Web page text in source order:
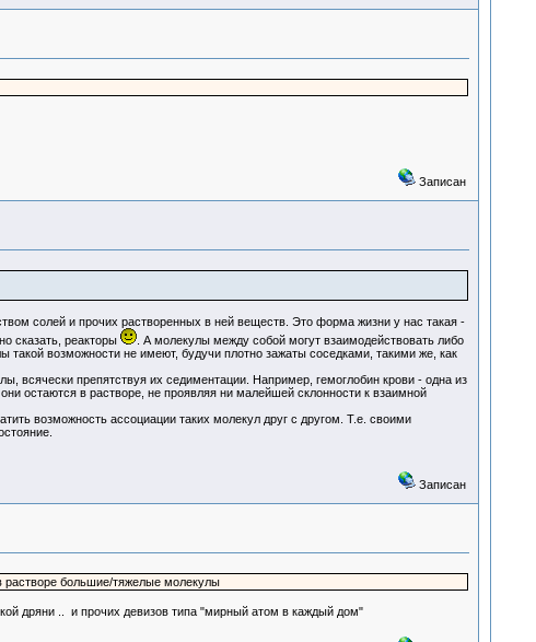
Записан
солей и прочих растворенных в ней веществ. Это форма жизни у нас такая -
сказать, реакторы
. А молекулы между собой могут взаимодействовать либо
такой возможности не имеют, будучи плотно зажаты соседками, такими же, как
препятствуя их седиментации. Например, гемоглобин крови - одна из
остаются в растворе, не проявляя ни малейшей склонности к взаимной
возможность ассоциации таких молекул друг с другом. Т.е. своими
Записан
растворе большие/тяжелые молекулы
дряни .. и прочих девизов типа "мирный атом в каждый дом"